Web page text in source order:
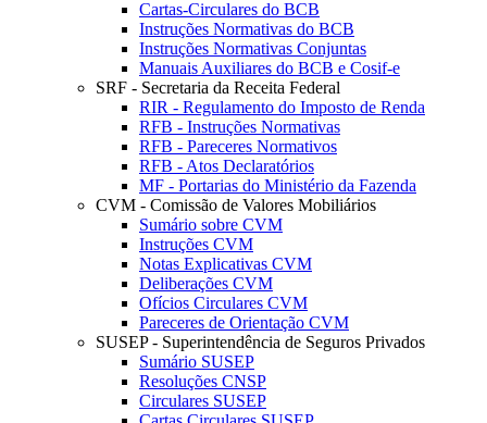
Cartas-Circulares do BCB
Instruções Normativas do BCB
Instruções Normativas Conjuntas
Manuais Auxiliares do BCB e Cosif-e
SRF - Secretaria da Receita Federal
RIR - Regulamento do Imposto de Renda
RFB - Instruções Normativas
RFB - Pareceres Normativos
RFB - Atos Declaratórios
MF - Portarias do Ministério da Fazenda
CVM - Comissão de Valores Mobiliários
Sumário sobre CVM
Instruções CVM
Notas Explicativas CVM
Deliberações CVM
Ofícios Circulares CVM
Pareceres de Orientação CVM
SUSEP - Superintendência de Seguros Privados
Sumário SUSEP
Resoluções CNSP
Circulares SUSEP